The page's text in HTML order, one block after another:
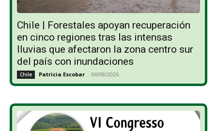
Chile | Forestales apoyan recuperación
en cinco regiones tras las intensas
lluvias que afectaron la zona centro sur
del país con inundaciones
Chile Patricia Escobar - 06/08/2026